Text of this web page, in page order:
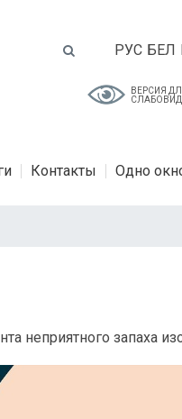
РУС БЕЛ
ВЕРСИЯ
Контакты Одно
неприятного запаха